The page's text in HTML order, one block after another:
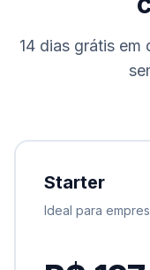
14 dias grátis em
Starter
Ideal para